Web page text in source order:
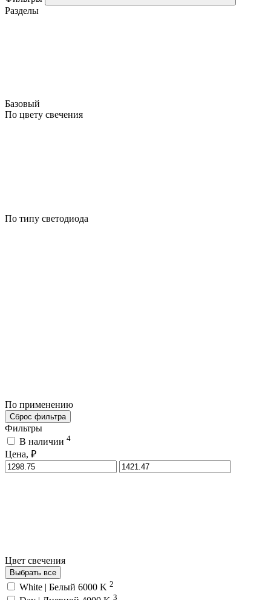
Разделы
Базовый
По цвету свечения
По типу светодиода
По применению
Сброс фильтра
Фильтры
В наличии 4
Цена, ₽
Цвет свечения
Выбрать все
White | Белый 6000 K 2
3